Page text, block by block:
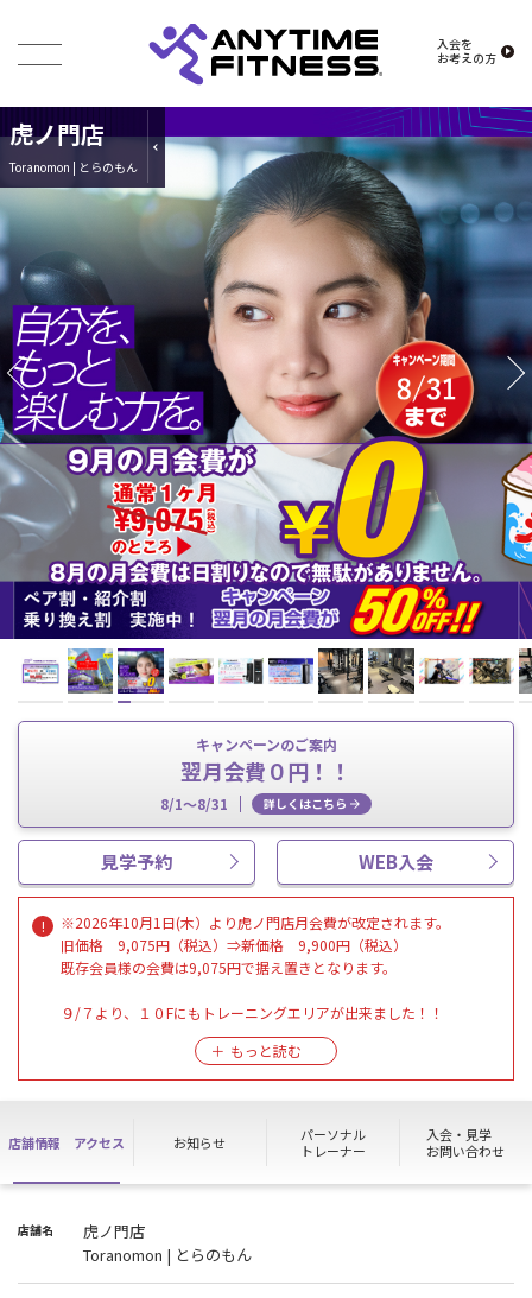
入会を
お考えの方
虎ノ門店
Toranomon | とらのもん
キャンペーンのご案内
翌月会費０円！！
8/1～8/31 詳しくはこちら
見学予約 WEB入会
※2026年10月1日(木）より虎ノ門店月会費が改定されます。
旧価格 9,075円（税込）⇒新価格 9,900円（税込）
既存会員様の会費は9,075円で据え置きとなります。
９/７より、１０Fにもトレーニングエリアが出来ました！！
１０Fに契約ロッカー21台が新しく増設されました！
※エリアの行き来にはセキュリティキーが必要です。
店舗情報 アクセス お知らせ
パーソナル
トレーナー
入会・見学
お問い合わせ
店舗名
虎ノ門店
Toranomon | とらのもん